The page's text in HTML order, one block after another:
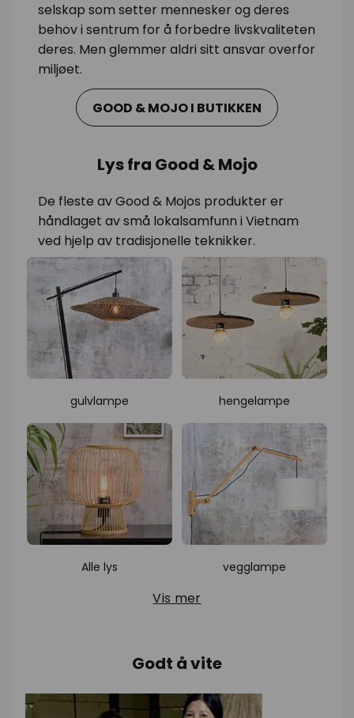
selskap som setter mennesker og deres
behov i sentrum for å forbedre livskvaliteten
deres. Men glemmer aldri sitt ansvar overfor
miljøet.
GOOD & MOJO I BUTIKKEN
Lys fra Good & Mojo
De fleste av Good & Mojos produkter er
håndlaget av små lokalsamfunn i Vietnam
ved hjelp av tradisjonelle teknikker.
gulvlampe hengelampe
Alle lys vegglampe
Vis mer
Godt å vite